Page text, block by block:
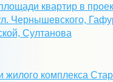
квартир в
Чернышевского,
Султанова
жилого комплекса